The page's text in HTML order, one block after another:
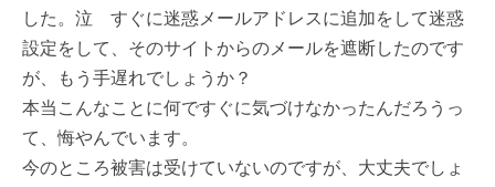
した。泣 すぐに迷惑メールアドレスに追加をして迷惑
設定をして、そのサイトからのメールを遮断したのです
が、もう手遅れでしょうか？
本当こんなことに何ですぐに気づけなかったんだろうっ
て、悔やんでいます。
今のところ被害は受けていないのですが、大丈夫でしょ